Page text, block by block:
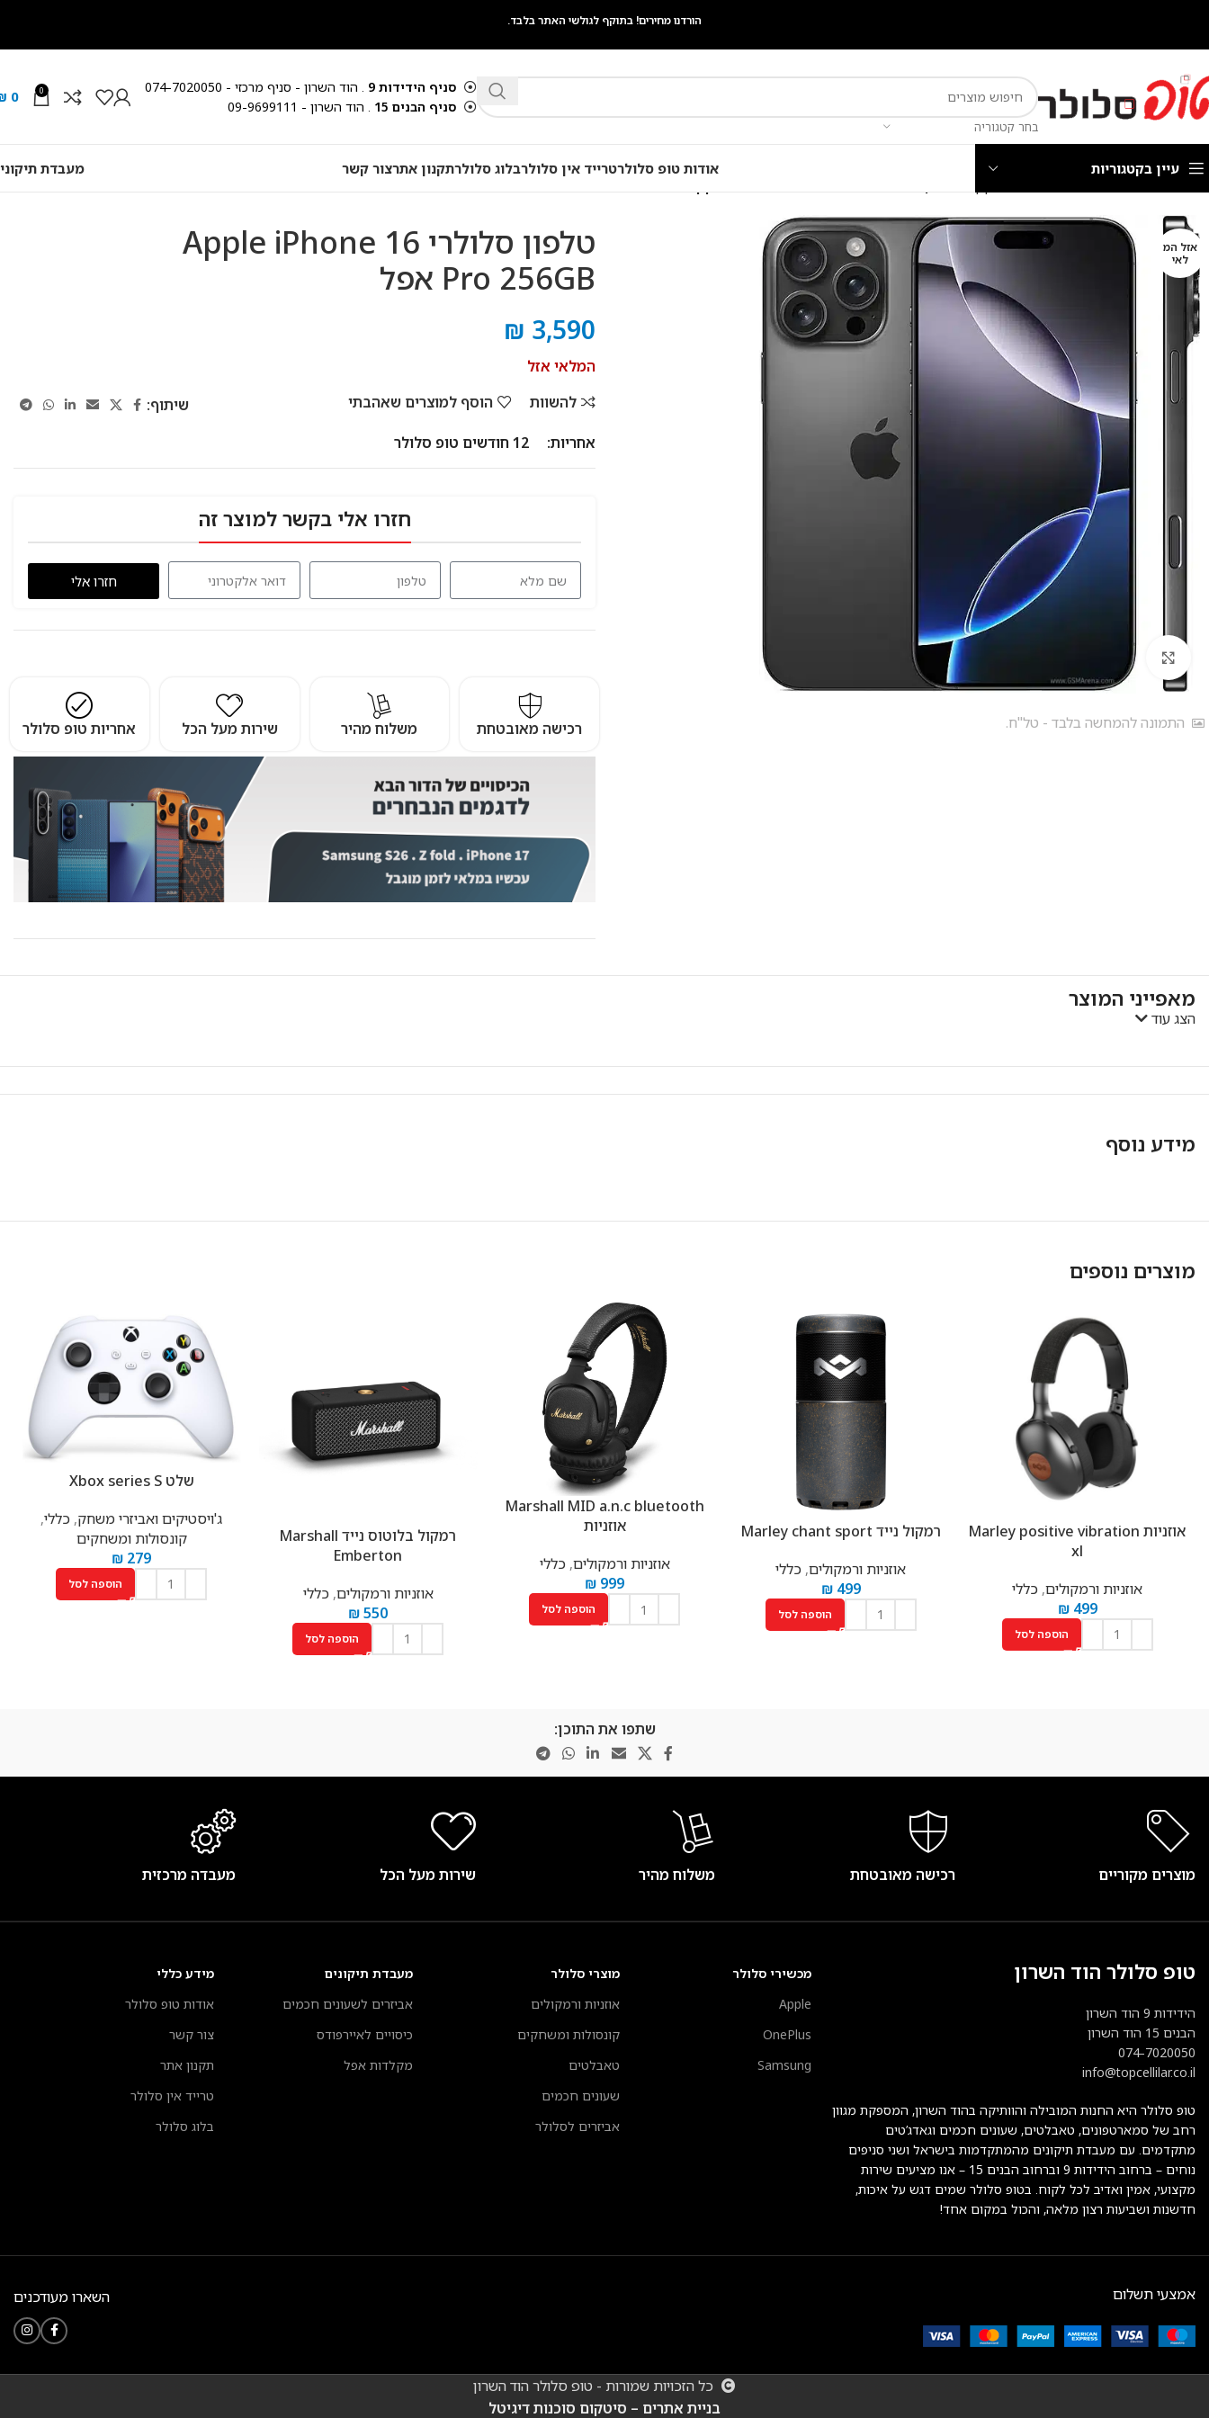
הורדנו מחירים! בתוקף לגולשי האתר בלבד.
בחר קטגוריה
סניף הידידות 9
. הוד השרון - סניף מרכזי - 074-7020050
סניף הבנים 15
. הוד השרון - 09-9699111
0
0
עיין בקטגוריות אודות טופ סלולרטרייד אין סלולרבלוג סלולרתקנון אתרצור קשר מעבדת
אזל המ
לאי
לחץ להגדלה
התמונה להמחשה בלבד - טל"ח.
טלפון סלולרי Apple iPhone 16
Pro 256GB אפל
₪ 3,590
המלאי אזל
להשוות
הוסף למוצרים שאהבתי
שיתוף:
אחריות:
12 חודשים טופ סלולר
חזרו אלי בקשר למוצר זה
חזרו אלי
רכישה מאובטחת משלוח מהיר שירות מעל הכל אחריות טופ סלולר
מאפייני המוצר
הצג עוד
מידע נוסף
מוצרים נוספים
אוזניות Marley positive vibration
xl
אוזניות ורמקולים, כללי
₪499
הוספה לסל
רמקול נייד Marley chant sport
אוזניות ורמקולים, כללי
₪499
הוספה לסל
Marshall MID a.n.c bluetooth
אוזניות
אוזניות ורמקולים,כללי
₪ 999
הוספה לסל
רמקול בלוטוס נייד Marshall
Emberton
אוזניות ורמקולים,כללי
₪550
הוספה לסל
שלט Xbox series S
ג'ויסטיקים ואביזרי משחק, כללי,
קונסולות ומשחקים
₪ 279
הוספה לסל
שתפו את התוכן:
מוצרים מקוריים רכישה מאובטחת משלוח מהיר שירות מעל הכל מעבדה מרכזית
טופ סלולר הוד השרון
הידידות 9 הוד השרון
הבנים 15 הוד השרון
074-7020050
info@topcellilar.co.il
טופ סלולר היא החנות המובילה והוותיקה בהוד השרון, המספקת מגוון
רחב של סמארטפונים, טאבלטים, שעונים חכמים וגאדג’טים
מתקדמים. עם מעבדת תיקונים מהמתקדמות בישראל ושני סניפים
נוחים – ברחוב הידידות 9 וברחוב הבנים 15 – אנו מציעים שירות
מקצועי, אמין ואדיב לכל לקוח. בטופ סלולר שמים דגש על איכות,
חדשנות ושביעות רצון מלאה, והכול במקום אחד!
מכשירי סלולר
Apple
OnePlus
Samsung
מוצרי סלולר
אוזניות ורמקולים
קונסולות ומשחקים
טאבלטים
שעונים חכמים
אביזרים לסלולר
מעבדת תיקונים
אביזרים לשעונים חכמים
כיסויים לאיירפודס
מקלדות אפל
מידע כללי
אודות טופ סלולר
צור קשר
תקנון אתר
טרייד אין סלולר
בלוג סלולר
אמצעי תשלום השארו מעודכנים
כל הזכויות שמורות - טופ סלולר הוד השרון
בניית אתרים – סיטקום סוכנות דיגיטל
Instagram